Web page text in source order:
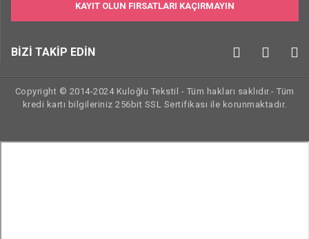
KAYIT OLUN FIRSATLARI KAÇIRMAYIN
BİZİ TAKİP EDİN
Copyright © 2014-2024 Kuloğlu Tekstil - Tüm hakları saklıdır.- Tüm
kredi kartı bilgileriniz 256bit SSL Sertifikası ile korunmaktadır.